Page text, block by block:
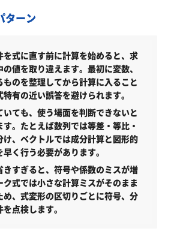
ターン
を式に直す前に計算を始めると、求
値を取り違えます。最初に変数、
ものを整理してから計算に入ること
有の近い誤答を避けられます。
いても、使う場面を判断できないと
。たとえば数列では等差・等比・
け、ベクトルでは成分計算と図形的
く行う必要があります。
きすぎると、符号や係数のミスが増
ク式では小さな計算ミスがそのまま
め、式変形の区切りごとに符号、分
点検します。